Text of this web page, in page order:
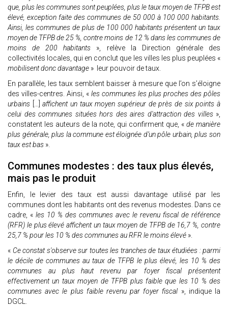
que, plus les communes sont peuplées, plus le taux moyen de TFPB est
élevé, exception faite des communes de 50 000 à 100 000 habitants.
Ainsi, les communes de plus de 100 000 habitants présentent un taux
moyen de TFPB de 25 %, contre moins de 12 % dans les communes de
moins de 200 habitants », relève la Direction générale des
collectivités locales, qui en conclut que les villes les plus peuplées «
mobilisent donc davantage » leur pouvoir de taux.
En parallèle, les taux semblent baisser à mesure que l’on s’éloigne
des villes-centres. Ainsi, « les communes les plus proches des pôles
urbains […]affichent un taux moyen supérieur de près de six points à
celui des communes situées hors des aires d'attraction des villes »,
constatent les auteurs de la note, qui confirment que, « de manière
plus générale, plus la commune est éloignée d’un pôle urbain, plus son
taux est bas ».
Communes modestes : des taux plus élevés,
mais pas le produit
Enfin, le levier des taux est aussi davantage utilisé par les
communes dont les habitants ont des revenus modestes. Dans ce
cadre, « les 10 % des communes avec le revenu fiscal de référence
(RFR) le plus élevé affichent un taux moyen de TFPB de 16,7 %, contre
25,7 % pour les 10 % des communes au RFR le moins élevé ».
« Ce constat s'observe sur toutes les tranches de taux étudiées : parmi
le décile de communes au taux de TFPB le plus élevé, les 10 % des
communes au plus haut revenu par foyer fiscal présentent
effectivement un taux moyen de TFPB plus faible que les 10 % des
communes avec le plus faible revenu par foyer fiscal », indique la
DGCL.